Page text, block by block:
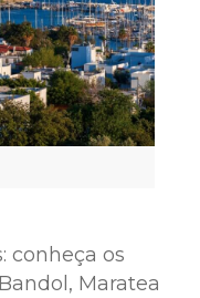
conheça os
Maratea